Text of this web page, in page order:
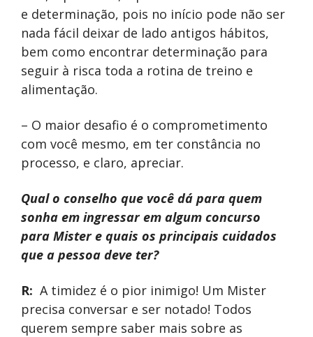
e determinação, pois no início pode não ser
nada fácil deixar de lado antigos hábitos,
bem como encontrar determinação para
seguir à risca toda a rotina de treino e
alimentação.
– O maior desafio é o comprometimento
com você mesmo, em ter constância no
processo, e claro, apreciar.
Qual o conselho que você dá para quem
sonha em ingressar em algum concurso
para Mister e quais os principais cuidados
que a pessoa deve ter?
R: A timidez é o pior inimigo! Um Mister
precisa conversar e ser notado! Todos
querem sempre saber mais sobre as